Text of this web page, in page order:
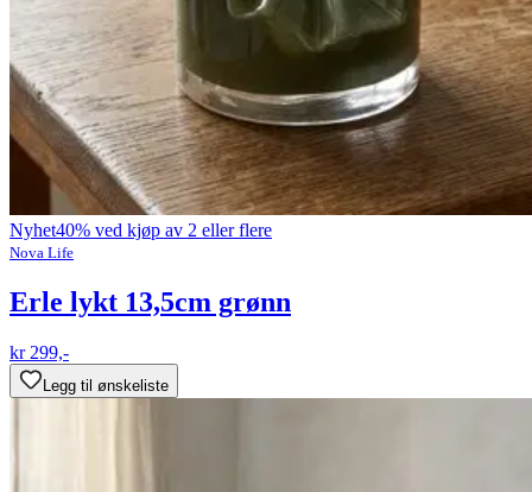
Nyhet40% ved kjøp av 2 eller flere
Nova Life
Erle lykt 13,5cm grønn
kr 299,-
Legg til ønskeliste